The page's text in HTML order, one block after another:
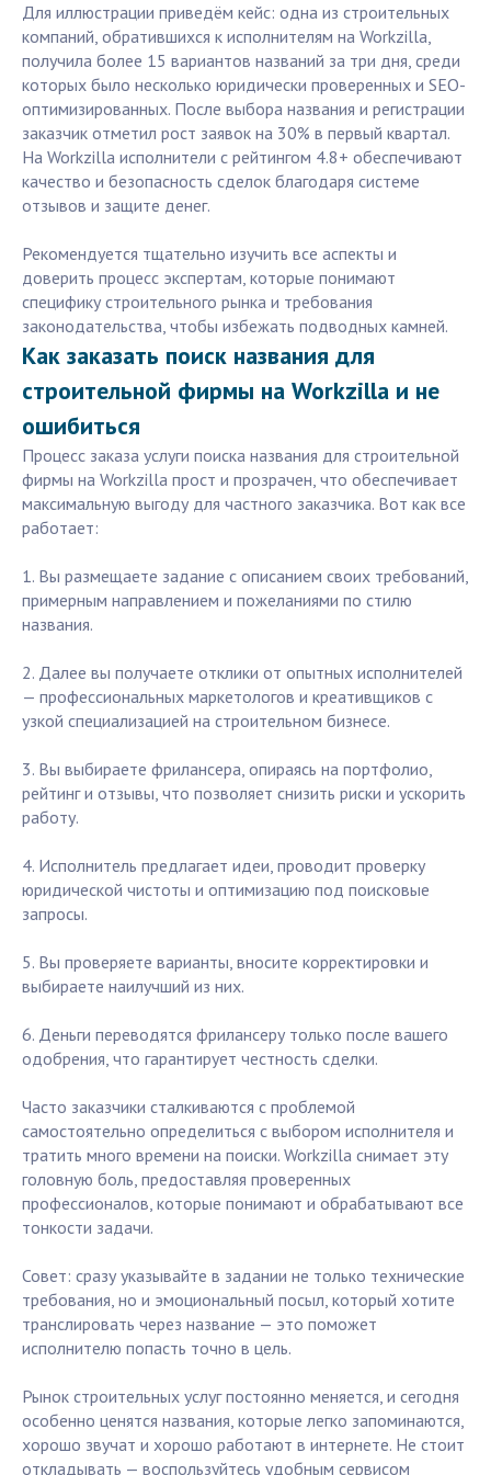
Для иллюстрации приведём кейс: одна из строительных
компаний, обратившихся к исполнителям на Workzilla,
получила более 15 вариантов названий за три дня, среди
которых было несколько юридически проверенных и SEO-
оптимизированных. После выбора названия и регистрации
заказчик отметил рост заявок на 30% в первый квартал.
На Workzilla исполнители с рейтингом 4.8+ обеспечивают
качество и безопасность сделок благодаря системе
отзывов и защите денег.
Рекомендуется тщательно изучить все аспекты и
доверить процесс экспертам, которые понимают
специфику строительного рынка и требования
законодательства, чтобы избежать подводных камней.
Как заказать поиск названия для
строительной фирмы на Workzilla и не
ошибиться
Процесс заказа услуги поиска названия для строительной
фирмы на Workzilla прост и прозрачен, что обеспечивает
максимальную выгоду для частного заказчика. Вот как все
работает:
1. Вы размещаете задание с описанием своих требований,
примерным направлением и пожеланиями по стилю
названия.
2. Далее вы получаете отклики от опытных исполнителей
— профессиональных маркетологов и креативщиков с
узкой специализацией на строительном бизнесе.
3. Вы выбираете фрилансера, опираясь на портфолио,
рейтинг и отзывы, что позволяет снизить риски и ускорить
работу.
4. Исполнитель предлагает идеи, проводит проверку
юридической чистоты и оптимизацию под поисковые
запросы.
5. Вы проверяете варианты, вносите корректировки и
выбираете наилучший из них.
6. Деньги переводятся фрилансеру только после вашего
одобрения, что гарантирует честность сделки.
Часто заказчики сталкиваются с проблемой
самостоятельно определиться с выбором исполнителя и
тратить много времени на поиски. Workzilla снимает эту
головную боль, предоставляя проверенных
профессионалов, которые понимают и обрабатывают все
тонкости задачи.
Совет: сразу указывайте в задании не только технические
требования, но и эмоциональный посыл, который хотите
транслировать через название — это поможет
исполнителю попасть точно в цель.
Рынок строительных услуг постоянно меняется, и сегодня
особенно ценятся названия, которые легко запоминаются,
хорошо звучат и хорошо работают в интернете. Не стоит
откладывать — воспользуйтесь удобным сервисом